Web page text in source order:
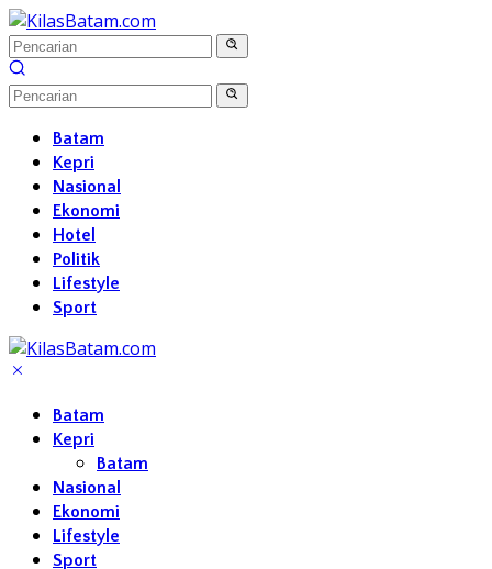
Langsung
ke
konten
Batam
Kepri
Nasional
Ekonomi
Hotel
Politik
Lifestyle
Sport
Batam
Kepri
Batam
Nasional
Ekonomi
Lifestyle
Sport